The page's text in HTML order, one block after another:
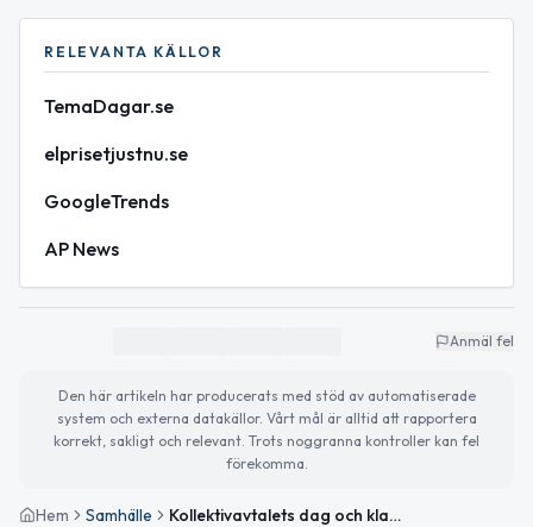
RELEVANTA KÄLLOR
TemaDagar.se
elprisetjustnu.se
GoogleTrends
AP News
Anmäl fel
Den här artikeln har producerats med stöd av automatiserade
system och externa datakällor. Vårt mål är alltid att rapportera
korrekt, sakligt och relevant. Trots noggranna kontroller kan fel
förekomma.
Hem Samhälle Kollektivavtalets dag och klart väder i Nybro